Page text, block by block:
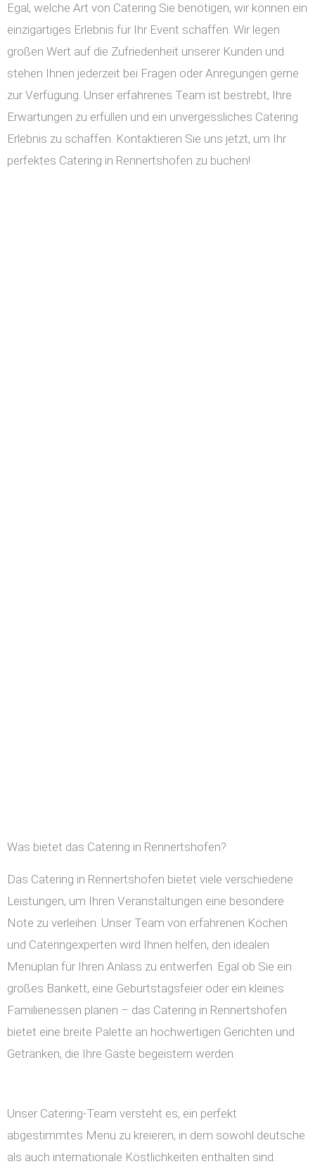
Egal, welche Art von Catering Sie benötigen, wir können ein
einzigartiges Erlebnis für Ihr Event schaffen. Wir legen
großen Wert auf die Zufriedenheit unserer Kunden und
stehen Ihnen jederzeit bei Fragen oder Anregungen gerne
zur Verfügung. Unser erfahrenes Team ist bestrebt, Ihre
Erwartungen zu erfüllen und ein unvergessliches Catering
Erlebnis zu schaffen. Kontaktieren Sie uns jetzt, um Ihr
perfektes Catering in Rennertshofen zu buchen!
Was bietet das Catering in Rennertshofen?
Das Catering in Rennertshofen bietet viele verschiedene
Leistungen, um Ihren Veranstaltungen eine besondere
Note zu verleihen. Unser Team von erfahrenen Köchen
und Cateringexperten wird Ihnen helfen, den idealen
Menüplan für Ihren Anlass zu entwerfen. Egal ob Sie ein
großes Bankett, eine Geburtstagsfeier oder ein kleines
Familienessen planen – das Catering in Rennertshofen
bietet eine breite Palette an hochwertigen Gerichten und
Getränken, die Ihre Gäste begeistern werden.
Unser Catering-Team versteht es, ein perfekt
abgestimmtes Menü zu kreieren, in dem sowohl deutsche
als auch internationale Köstlichkeiten enthalten sind.